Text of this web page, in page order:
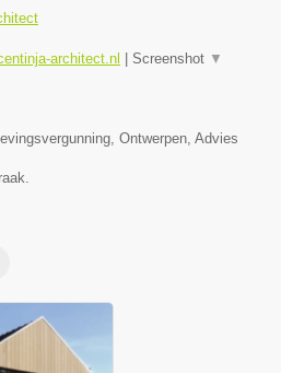
architect.nl Screenshot ▼
Ontwerpen, Advies